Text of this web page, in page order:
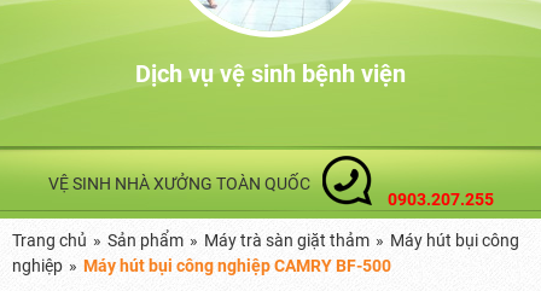
Dịch vụ vệ sinh bệnh viện
VỆ SINH NHÀ XƯỞNG TOÀN QUỐC
0903.207.255
Trang chủ » Sản phẩm » Máy trà sàn giặt thảm » Máy hút bụi công
nghiệp » Máy hút bụi công nghiệp CAMRY BF-500